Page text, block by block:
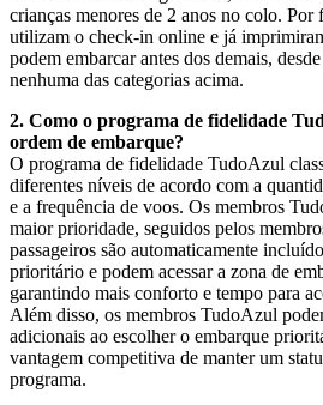
crianças menores de 2 anos no colo. Por
utilizam o check‑in online e já
podem embarcar antes dos demais,
nenhuma das categorias acima.
2. Como o programa de fidelidade
ordem de embarque?
O programa de fidelidade TudoAzul
diferentes níveis de acordo com a
e a frequência de voos. Os membros
maior prioridade, seguidos pelos
passageiros são automaticamente
prioritário e podem acessar a zona de
garantindo mais conforto e tempo para
Além disso, os membros TudoAzul
adicionais ao escolher o embarque
vantagem competitiva de manter um
programa.